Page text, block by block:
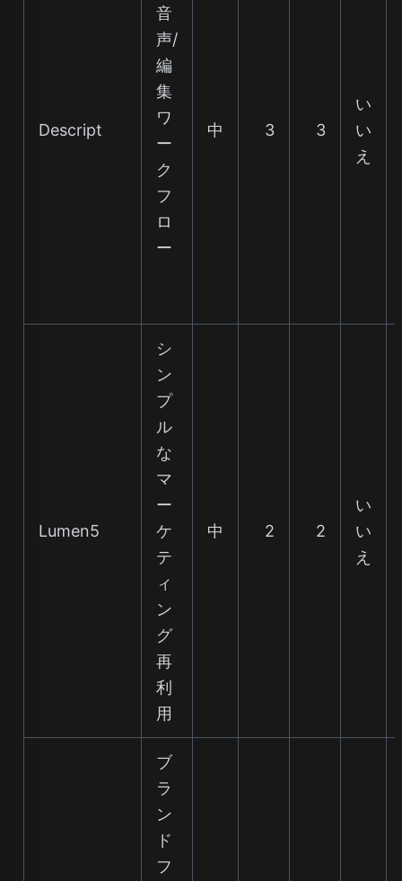
Descript
音
声/
編
集
ワ
ー
ク
フ
ロ
ー
中 3 3
い
い
え
Lumen5
シ
ン
プ
ル
な
マ
ー
ケ
テ
ィ
ン
グ
再
利
用
中 2 2
い
い
え
ブ
ラ
ン
ド
フ